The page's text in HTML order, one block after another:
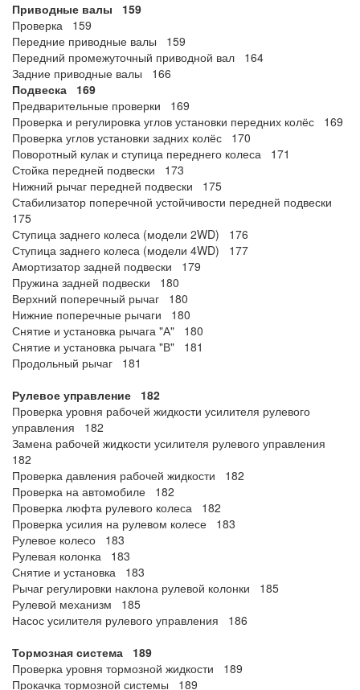
Приводные валы 159
Проверка 159
Передние приводные валы 159
Передний промежуточный приводной вал 164
Задние приводные валы 166
Подвеска 169
Предварительные проверки 169
Проверка и регулировка углов установки передних колёс 169
Проверка углов установки задних колёс 170
Поворотный кулак и ступица переднего колеса 171
Стойка передней подвески 173
Нижний рычаг передней подвески 175
Стабилизатор поперечной устойчивости передней подвески
175
Ступица заднего колеса (модели 2WD) 176
Ступица заднего колеса (модели 4WD) 177
Амортизатор задней подвески 179
Пружина задней подвески 180
Верхний поперечный рычаг 180
Нижние поперечные рычаги 180
Снятие и установка рычага "А" 180
Снятие и установка рычага "В" 181
Продольный рычаг 181
Рулевое управление 182
Проверка уровня рабочей жидкости усилителя рулевого
управления 182
Замена рабочей жидкости усилителя рулевого управления
182
Проверка давления рабочей жидкости 182
Проверка на автомобиле 182
Проверка люфта рулевого колеса 182
Проверка усилия на рулевом колесе 183
Рулевое колесо 183
Рулевая колонка 183
Снятие и установка 183
Рычаг регулировки наклона рулевой колонки 185
Рулевой механизм 185
Насос усилителя рулевого управления 186
Тормозная система 189
Проверка уровня тормозной жидкости 189
Прокачка тормозной системы 189